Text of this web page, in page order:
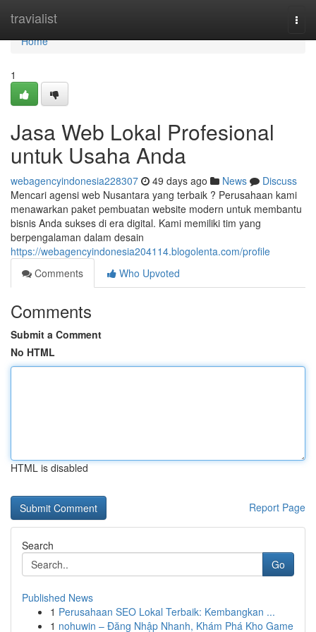
travialist
Home
Home
1
Jasa Web Lokal Profesional
untuk Usaha Anda
webagencyindonesia228307 49 days ago News
Discuss
Mencari agensi web Nusantara yang terbaik ? Perusahaan kami
menawarkan paket pembuatan website modern untuk membantu
bisnis Anda sukses di era digital. Kami memiliki tim yang
berpengalaman dalam desain
https://webagencyindonesia204114.blogolenta.com/profile
Comments
Who Upvoted
Comments
Submit a Comment
No HTML
HTML is disabled
Report Page
Search
Go
Published News
1 Perusahaan SEO Lokal Terbaik: Kembangkan ...
1 nohuwin – Đăng Nhập Nhanh, Khám Phá Kho Game